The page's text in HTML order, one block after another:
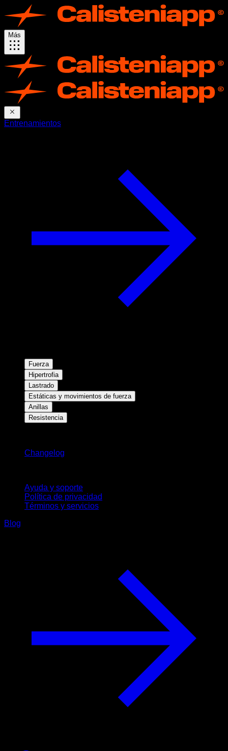
Más
Entrenamientos
Fuerza
Hipertrofia
Lastrado
Estáticas y movimientos de fuerza
Anillas
Resistencia
Changelog
Ayuda y soporte
Política de privacidad
Términos y servicios
Blog